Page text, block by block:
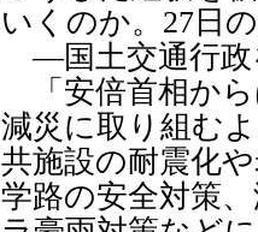
いくのか。27日
―国土交通行政
「安倍首相から
減災に取り組む
共施設の耐震化
学路の安全対策